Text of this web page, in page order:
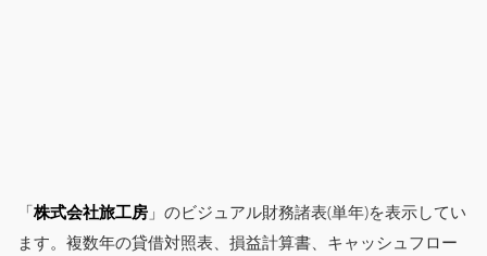
「株式会社旅工房 」のビジュアル財務諸表(単年)を表示してい
ます。複数年の貸借対照表、損益計算書、キャッシュフロー